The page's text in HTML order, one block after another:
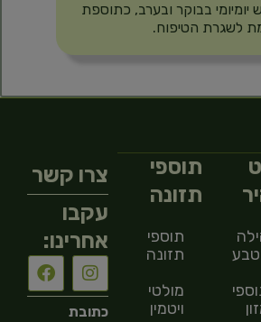
יומיומי בבוקר ובערב, כתוספת
לשגרת הטיפוח.
תוספי
תזונה
תוספי
תזונה
מולטי
ויטמין
צרו קשר
עקבו
אחרינו:
כתובת